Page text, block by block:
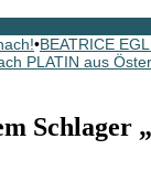
•BEATRICE
PLATIN aus
Schlager